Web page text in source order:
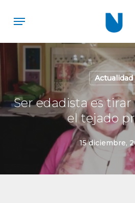
content
Menu
Actualidad
Ser edadista es
el tejado
15 diciembre,